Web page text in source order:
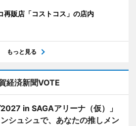
再販店「コストコス」の店内
もっと見る
経済新聞VOTE
in SAGAアリーナ（仮）」
シュシュで、あなたの推しメン